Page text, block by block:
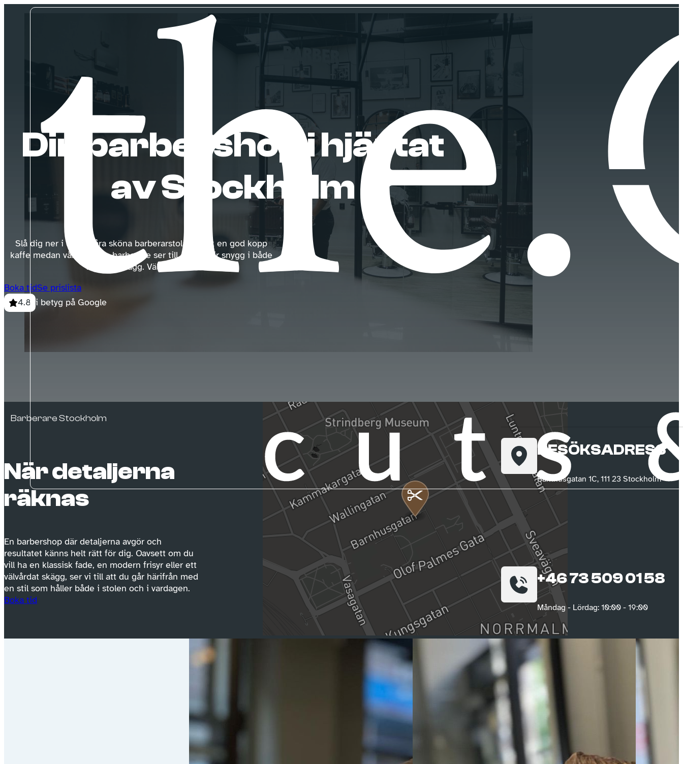
Din barbershop i hjärtat
av Stockholm
Slå dig ner i en av våra sköna barberarstolar, drick en god kopp
kaffe medan våra erfarna barberare ser till att du blir snygg i både
hår och skägg. Välkommen!
Boka tidSe prislista
i betyg på Google
Barberare Stockholm
När detaljerna
räknas
En barbershop där detaljerna avgör och
resultatet känns helt rätt för dig. Oavsett om du
vill ha en klassisk fade, en modern frisyr eller ett
välvårdat skägg, ser vi till att du går härifrån med
en stil som håller både i stolen och i vardagen.
Boka tid
BESÖKSADRESS
Barnhusgatan 1C, 111 23 Stockholm
+46 73 509 01 58
Måndag - Lördag: 10:00 - 19:00